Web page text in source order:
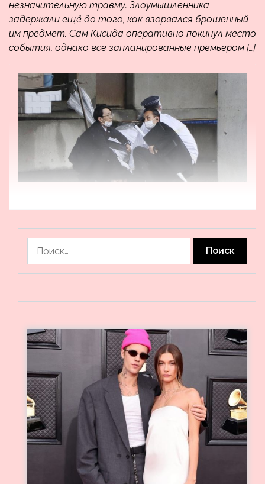
незначительную травму. Злоумышленника
задержали ещё до того, как взорвался брошенный
им предмет. Сам Кисида оперативно покинул место
события, однако все запланированные премьером […]